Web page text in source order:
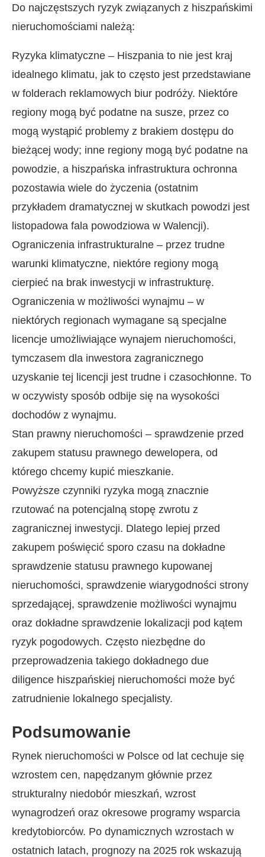
Do najczęstszych ryzyk związanych z hiszpańskimi
nieruchomościami należą:
Ryzyka klimatyczne – Hiszpania to nie jest kraj
idealnego klimatu, jak to często jest przedstawiane
w folderach reklamowych biur podróży. Niektóre
regiony mogą być podatne na susze, przez co
mogą wystąpić problemy z brakiem dostępu do
bieżącej wody; inne regiony mogą być podatne na
powodzie, a hiszpańska infrastruktura ochronna
pozostawia wiele do życzenia (ostatnim
przykładem dramatycznej w skutkach powodzi jest
listopadowa fala powodziowa w Walencji).
Ograniczenia infrastrukturalne – przez trudne
warunki klimatyczne, niektóre regiony mogą
cierpieć na brak inwestycji w infrastrukturę.
Ograniczenia w możliwości wynajmu – w
niektórych regionach wymagane są specjalne
licencje umożliwiające wynajem nieruchomości,
tymczasem dla inwestora zagranicznego
uzyskanie tej licencji jest trudne i czasochłonne. To
w oczywisty sposób odbije się na wysokości
dochodów z wynajmu.
Stan prawny nieruchomości – sprawdzenie przed
zakupem statusu prawnego dewelopera, od
którego chcemy kupić mieszkanie.
Powyższe czynniki ryzyka mogą znacznie
rzutować na potencjalną stopę zwrotu z
zagranicznej inwestycji. Dlatego lepiej przed
zakupem poświęcić sporo czasu na dokładne
sprawdzenie statusu prawnego kupowanej
nieruchomości, sprawdzenie wiarygodności strony
sprzedającej, sprawdzenie możliwości wynajmu
oraz dokładne sprawdzenie lokalizacji pod kątem
ryzyk pogodowych. Często niezbędne do
przeprowadzenia takiego dokładnego due
diligence hiszpańskiej nieruchomości może być
zatrudnienie lokalnego specjalisty.
Podsumowanie
Rynek nieruchomości w Polsce od lat cechuje się
wzrostem cen, napędzanym głównie przez
strukturalny niedobór mieszkań, wzrost
wynagrodzeń oraz okresowe programy wsparcia
kredytobiorców. Po dynamicznych wzrostach w
ostatnich latach, prognozy na 2025 rok wskazują